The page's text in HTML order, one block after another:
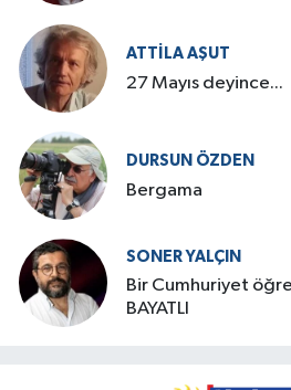
ATTILA AŞUT
27 Mayıs deyince...
DURSUN ÖZDEN
Bergama
SONER YALÇIN
Bir Cumhuriyet
BAYATLI